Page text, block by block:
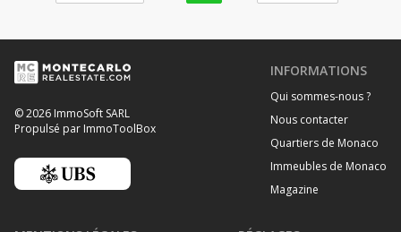
© 2026 ImmoSoft SARL
Propulsé par ImmoToolBox
INFORMATIONS
Qui sommes-nous ?
Nous contacter
Quartiers de Monaco
Immeubles de Monaco
Magazine